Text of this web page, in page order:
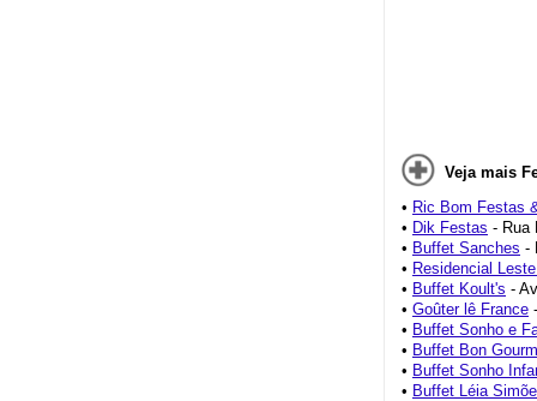
Veja mais
• Ric Bom Festas
• Dik Festas - Rua
• Buffet Sanches -
• Residencial
• Buffet Koult's -
• Goûter lê France
• Buffet Sonho e
• Buffet Bon
• Buffet Sonho
• Buffet Léia